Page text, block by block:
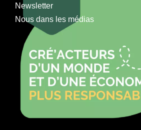
Newsletter
Nous dans les médias